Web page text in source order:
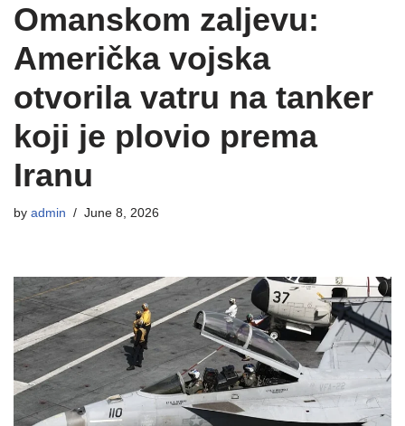
Omanskom zaljevu:
Američka vojska
otvorila vatru na tanker
koji je plovio prema
Iranu
by admin June 8, 2026